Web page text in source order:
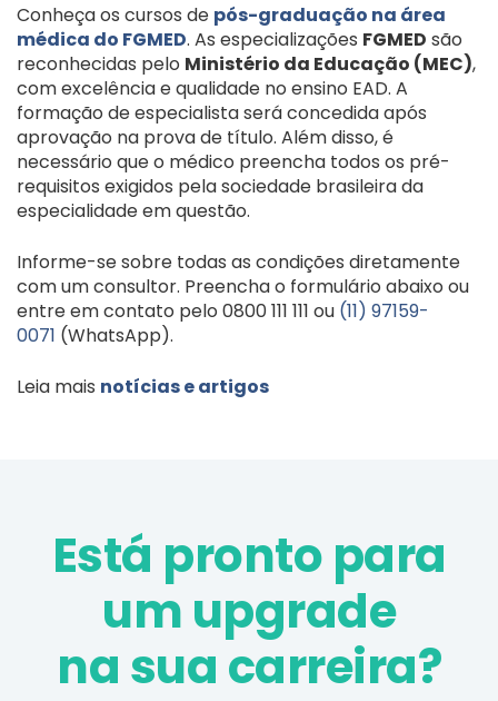
Conheça os cursos de pós-graduação na área
médica do FGMED. As especializações FGMED são
reconhecidas pelo Ministério da Educação (MEC),
com excelência e qualidade no ensino EAD. A
formação de especialista será concedida após
aprovação na prova de título. Além disso, é
necessário que o médico preencha todos os pré-
requisitos exigidos pela sociedade brasileira da
especialidade em questão.
Informe-se sobre todas as condições diretamente
com um consultor. Preencha o formulário abaixo ou
entre em contato pelo 0800 111 111 ou (11) 97159-
0071 (WhatsApp).
Leia mais notícias e artigos
Está pronto para
um upgrade
na sua carreira?